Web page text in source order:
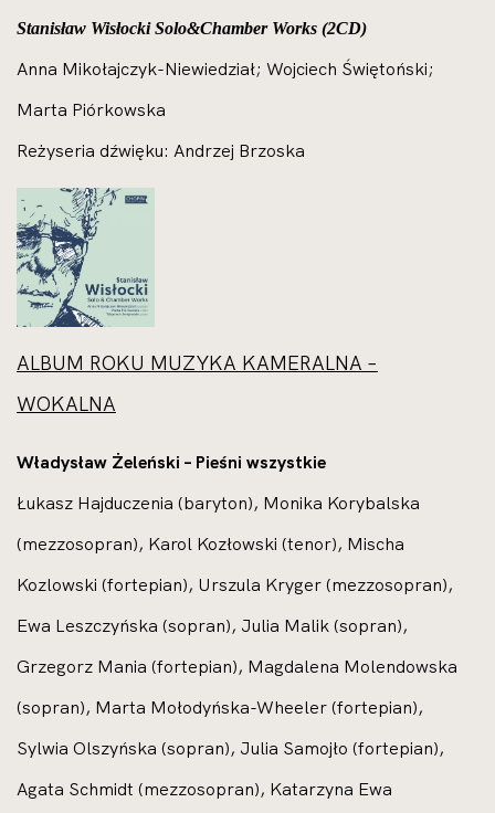
Stanisław Wisłocki Solo&Chamber Works (2CD)
Anna Mikołajczyk-Niewiedział; Wojciech Świętoński;
Marta Piórkowska
Reżyseria dźwięku: Andrzej Brzoska
ALBUM ROKU MUZYKA KAMERALNA –
WOKALNA
Władysław Żeleński – Pieśni wszystkie
Łukasz Hajduczenia (baryton), Monika Korybalska
(mezzosopran), Karol Kozłowski (tenor), Mischa
Kozlowski (fortepian), Urszula Kryger (mezzosopran),
Ewa Leszczyńska (sopran), Julia Malik (sopran),
Grzegorz Mania (fortepian), Magdalena Molendowska
(sopran), Marta Mołodyńska-Wheeler (fortepian),
Sylwia Olszyńska (sopran), Julia Samojło (fortepian),
Agata Schmidt (mezzosopran), Katarzyna Ewa